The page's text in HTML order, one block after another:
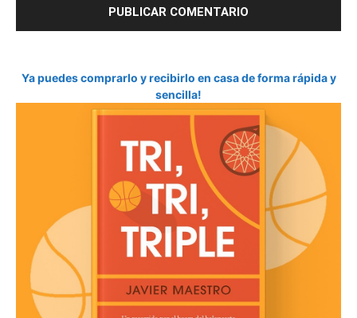
Ya puedes comprarlo y recibirlo en casa de forma rápida y
sencilla!